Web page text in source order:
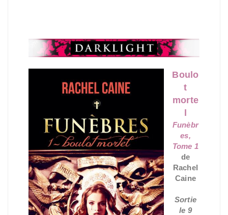
Boulo
t
morte
l
Funèbr
es,
Tome 1
de
Rachel
Caine
Sortie
le 9